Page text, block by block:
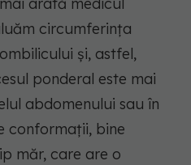
arată medicul
circumferința
și, astfel,
ponderal este mai
abdomenului sau în
conformații, bine
măr, care are o